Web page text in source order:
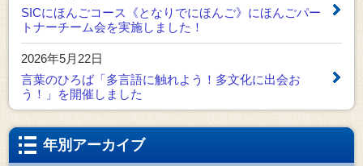
SICにほんごコース《となりでにほんご》にほんごパー
トナーチーム会を実施しました！
2026年5月22日
言葉のひろば「多言語に触れよう！多文化に出会お
う！」を開催しました
年別アーカイブ